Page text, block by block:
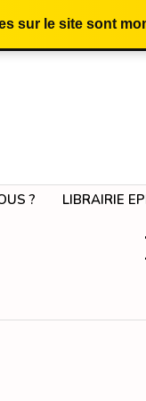
sur le site sont
? LIBRAIRIE